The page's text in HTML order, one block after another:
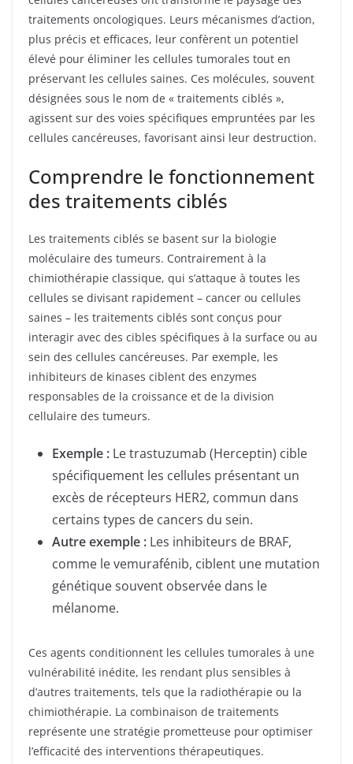
traitements oncologiques. Leurs mécanismes d’action,
plus précis et efficaces, leur confèrent un potentiel
élevé pour éliminer les cellules tumorales tout en
préservant les cellules saines. Ces molécules, souvent
désignées sous le nom de « traitements ciblés »,
agissent sur des voies spécifiques empruntées par les
cellules cancéreuses, favorisant ainsi leur destruction.
Comprendre le fonctionnement
des traitements ciblés
Les traitements ciblés se basent sur la biologie
moléculaire des tumeurs. Contrairement à la
chimiothérapie classique, qui s’attaque à toutes les
cellules se divisant rapidement – cancer ou cellules
saines – les traitements ciblés sont conçus pour
interagir avec des cibles spécifiques à la surface ou au
sein des cellules cancéreuses. Par exemple, les
inhibiteurs de kinases ciblent des enzymes
responsables de la croissance et de la division
cellulaire des tumeurs.
Exemple : Le trastuzumab (Herceptin) cible
spécifiquement les cellules présentant un
excès de récepteurs HER2, commun dans
certains types de cancers du sein.
Autre exemple : Les inhibiteurs de BRAF,
comme le vemurafénib, ciblent une mutation
génétique souvent observée dans le
mélanome.
Ces agents conditionnent les cellules tumorales à une
vulnérabilité inédite, les rendant plus sensibles à
d’autres traitements, tels que la radiothérapie ou la
chimiothérapie. La combinaison de traitements
représente une stratégie prometteuse pour optimiser
l’efficacité des interventions thérapeutiques.